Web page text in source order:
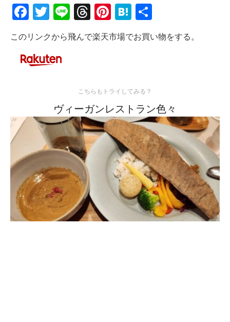
Facebook
Twitter
LineThreads
Pinterest
Hatena
有
このリンクから飛んで楽天市場でお買い物をする。
こちらもトライしてみる？
ヴィーガンレストラン色々